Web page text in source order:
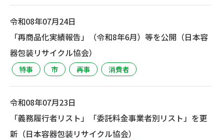
令和08年07月24日
「再商品化実績報告」（令和8年6月）等を公開（日本容
器包装リサイクル協会）
特事 市 再事 消費者
令和08年07月23日
「義務履行者リスト」「委託料金事業者別リスト」を更
新（日本容器包装リサイクル協会）